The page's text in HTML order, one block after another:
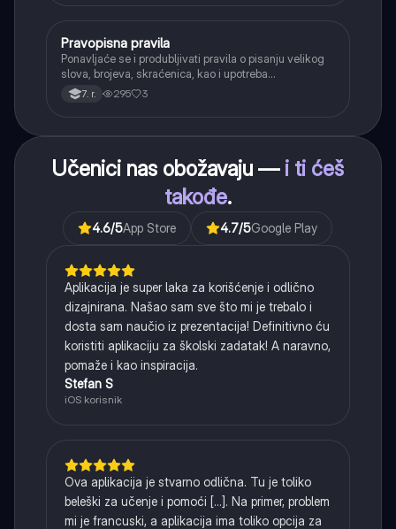
Srpski jezik
Pravopisna pravila
Ponavljaće se i produbljivati pravila o pisanju velikog
slova, brojeva, skraćenica, kao i upotreba
interpunkcije, sa posebnim fokusom na zarez u
složenoj rečenici.
7. r. 295 3
Učenici nas obožavaju — i ti ćeš
takođe.
4.6/5App Store 4.7/5Google Play
Aplikacija je super laka za korišćenje i odlično
dizajnirana. Našao sam sve što mi je trebalo i
dosta sam naučio iz prezentacija! Definitivno ću
koristiti aplikaciju za školski zadatak! A naravno,
pomaže i kao inspiracija.
Stefan S
iOS korisnik
Ova aplikacija je stvarno odlična. Tu je toliko
beleški za učenje i pomoći [...]. Na primer, problem
mi je francuski, a aplikacija ima toliko opcija za